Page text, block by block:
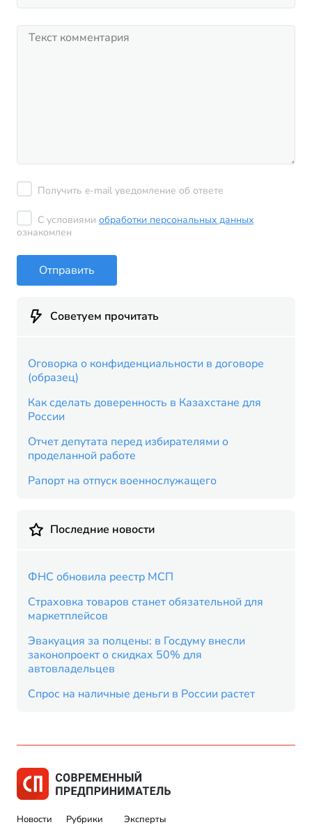
Получить e-mail уведомление об ответе
С условиями обработки персональных данных
ознакомлен
Отправить
Советуем прочитать
Оговорка о конфиденциальности в договоре
(образец)
Как сделать доверенность в Казахстане для
России
Отчет депутата перед избирателями о
проделанной работе
Рапорт на отпуск военнослужащего
Последние новости
ФНС обновила реестр МСП
Страховка товаров станет обязательной для
маркетплейсов
Эвакуация за полцены: в Госдуму внесли
законопроект о скидках 50% для
автовладельцев
Спрос на наличные деньги в России растет
Новости Рубрики Эксперты